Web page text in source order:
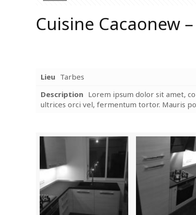
Cuisine Cacaonew
Lieu Tarbes
Description Lorem ipsum dolor sit amet,
ultrices orci vel, fermentum tortor. Mauris